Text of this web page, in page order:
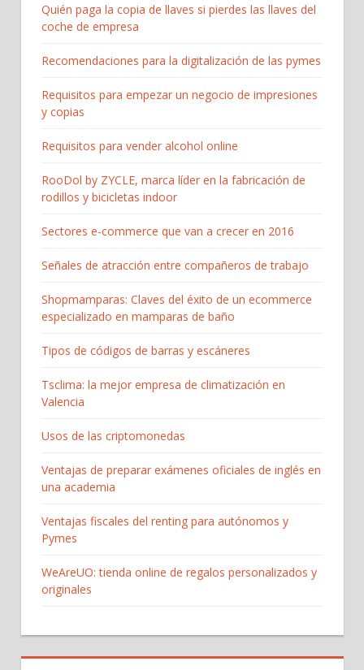
Quién paga la copia de llaves si pierdes las llaves del
coche de empresa
Recomendaciones para la digitalización de las pymes
Requisitos para empezar un negocio de impresiones
y copias
Requisitos para vender alcohol online
RooDol by ZYCLE, marca líder en la fabricación de
rodillos y bicicletas indoor
Sectores e-commerce que van a crecer en 2016
Señales de atracción entre compañeros de trabajo
Shopmamparas: Claves del éxito de un ecommerce
especializado en mamparas de baño
Tipos de códigos de barras y escáneres
Tsclima: la mejor empresa de climatización en
Valencia
Usos de las criptomonedas
Ventajas de preparar exámenes oficiales de inglés en
una academia
Ventajas fiscales del renting para autónomos y
Pymes
WeAreUO: tienda online de regalos personalizados y
originales